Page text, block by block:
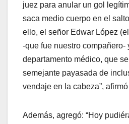
juez para anular un gol
saca medio cuerpo en el
ello, el señor Edwar López
-que fue nuestro compañero-
departamento médico, que
semejante payasada de
vendaje en la cabeza”,
Además, agregó: “Hoy